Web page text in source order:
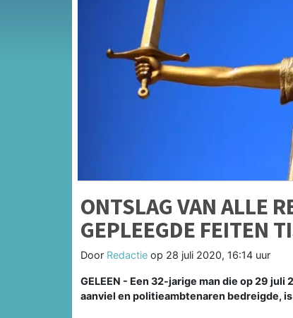
ONTSLAG VAN ALLE
GEPLEEGDE FEITEN
Door Redactie op 28 juli 2020, 16:14 uur
GELEEN - Een 32-jarige man die op 29
aanviel en politieambtenaren bedreigde,